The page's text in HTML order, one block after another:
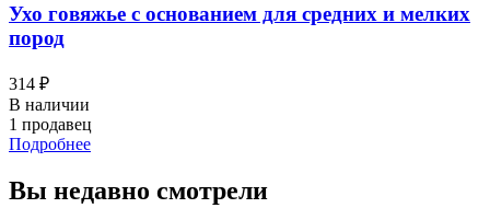
Ухо говяжье с основанием для средних и мелких
пород
314 ₽
В наличии
1 продавец
Подробнее
Вы недавно смотрели